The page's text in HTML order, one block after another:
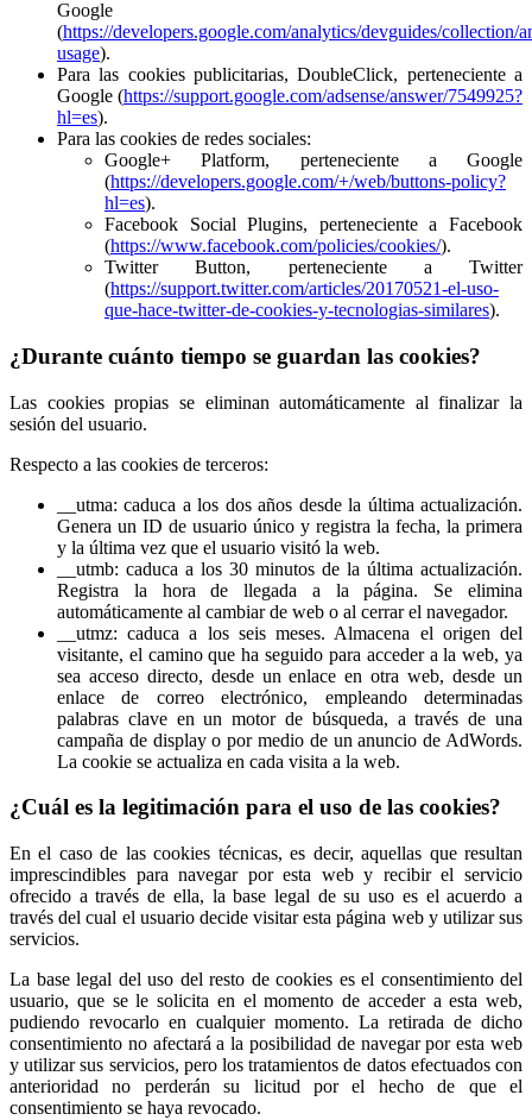
Google
(https://developers.google.com/analytics/devguides/collection/
usage).
Para las cookies publicitarias, DoubleClick, perteneciente a
Google (https://support.google.com/adsense/answer/7549925?
hl=es).
Para las cookies de redes sociales:
Google+ Platform, perteneciente a Google
(https://developers.google.com/+/web/buttons-policy?
hl=es).
Facebook Social Plugins, perteneciente a Facebook
(https://www.facebook.com/policies/cookies/).
Twitter Button, perteneciente a Twitter
(https://support.twitter.com/articles/20170521-el-uso-
que-hace-twitter-de-cookies-y-tecnologias-similares).
¿Durante cuánto tiempo se guardan las cookies?
Las cookies propias se eliminan automáticamente al finalizar la
sesión del usuario.
Respecto a las cookies de terceros:
__utma: caduca a los dos años desde la última actualización.
Genera un ID de usuario único y registra la fecha, la primera
y la última vez que el usuario visitó la web.
__utmb: caduca a los 30 minutos de la última actualización.
Registra la hora de llegada a la página. Se elimina
automáticamente al cambiar de web o al cerrar el navegador.
__utmz: caduca a los seis meses. Almacena el origen del
visitante, el camino que ha seguido para acceder a la web, ya
sea acceso directo, desde un enlace en otra web, desde un
enlace de correo electrónico, empleando determinadas
palabras clave en un motor de búsqueda, a través de una
campaña de display o por medio de un anuncio de AdWords.
La cookie se actualiza en cada visita a la web.
¿Cuál es la legitimación para el uso de las cookies?
En el caso de las cookies técnicas, es decir, aquellas que resultan
imprescindibles para navegar por esta web y recibir el servicio
ofrecido a través de ella, la base legal de su uso es el acuerdo a
través del cual el usuario decide visitar esta página web y utilizar sus
servicios.
La base legal del uso del resto de cookies es el consentimiento del
usuario, que se le solicita en el momento de acceder a esta web,
pudiendo revocarlo en cualquier momento. La retirada de dicho
consentimiento no afectará a la posibilidad de navegar por esta web
y utilizar sus servicios, pero los tratamientos de datos efectuados con
anterioridad no perderán su licitud por el hecho de que el
consentimiento se haya revocado.